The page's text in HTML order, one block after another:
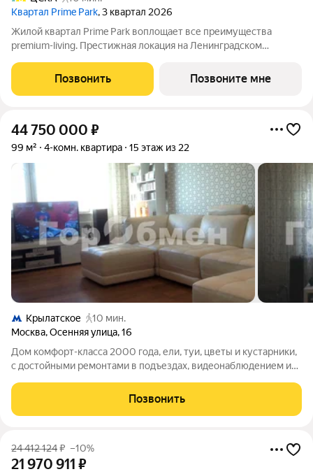
Квартал Prime Park, 3 квартал 2026
Жилой квартал Prime Park воплощает все преимущества
premium-living. Престижная локация на Ленинградском
и Белой площади, - 20 мин. до аэропорта «Шереметьево» или
«Москва-Сити», - 4 парка
Позвонить Позвоните мне
44 750 000 ₽
99 м² 4-комн. квартира 15 этаж из 22
Крылатское
10 мин.
Москва,Осенняя улица,16
Дом комфорт-класса 2000 года, ели, туи, цветы и кустарники,
с достойными ремонтами в подъездах, видеонаблюдением и
мягкими покрытиями. Квартира с шикарными видами на запад -
панорама горизонт
Позвонить
24 412 124₽ –10%
21 970 911 ₽